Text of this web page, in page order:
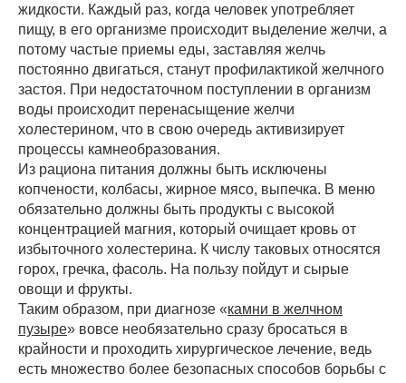
жидкости. Каждый раз, когда человек употребляет
пищу, в его организме происходит выделение желчи, а
потому частые приемы еды, заставляя желчь
постоянно двигаться, станут профилактикой желчного
застоя. При недостаточном поступлении в организм
воды происходит перенасыщение желчи
холестерином, что в свою очередь активизирует
процессы камнеобразования.
Из рациона питания должны быть исключены
копчености, колбасы, жирное мясо, выпечка. В меню
обязательно должны быть продукты с высокой
концентрацией магния, который очищает кровь от
избыточного холестерина. К числу таковых относятся
горох, гречка, фасоль. На пользу пойдут и сырые
овощи и фрукты.
Таким образом, при диагнозе «камни в желчном
пузыре» вовсе необязательно сразу бросаться в
крайности и проходить хирургическое лечение, ведь
есть множество более безопасных способов борьбы с